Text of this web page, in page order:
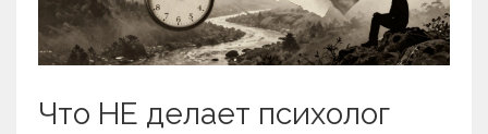
Что НЕ делает психолог